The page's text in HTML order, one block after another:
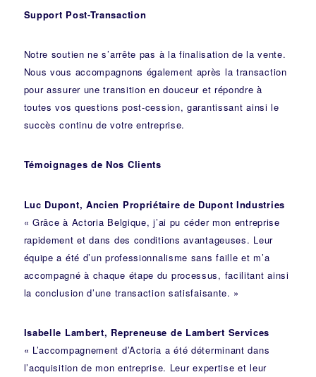
Support Post-Transaction
Notre soutien ne s’arrête pas à la finalisation de la vente.
Nous vous accompagnons également après la transaction
pour assurer une transition en douceur et répondre à
toutes vos questions post-cession, garantissant ainsi le
succès continu de votre entreprise.
Témoignages de Nos Clients
Luc Dupont, Ancien Propriétaire de Dupont Industries
« Grâce à Actoria Belgique, j’ai pu céder mon entreprise
rapidement et dans des conditions avantageuses. Leur
équipe a été d’un professionnalisme sans faille et m’a
accompagné à chaque étape du processus, facilitant ainsi
la conclusion d’une transaction satisfaisante. »
Isabelle Lambert, Repreneuse de Lambert Services
« L’accompagnement d’Actoria a été déterminant dans
l’acquisition de mon entreprise. Leur expertise et leur